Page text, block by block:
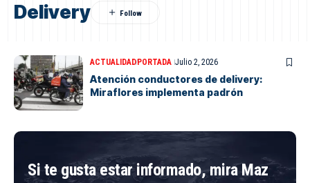
Delivery
ACTUALIDADPORTADA Julio 2, 2026
Atención conductores de delivery:
Miraflores implementa padrón
Si te gusta estar informado, mira Maz